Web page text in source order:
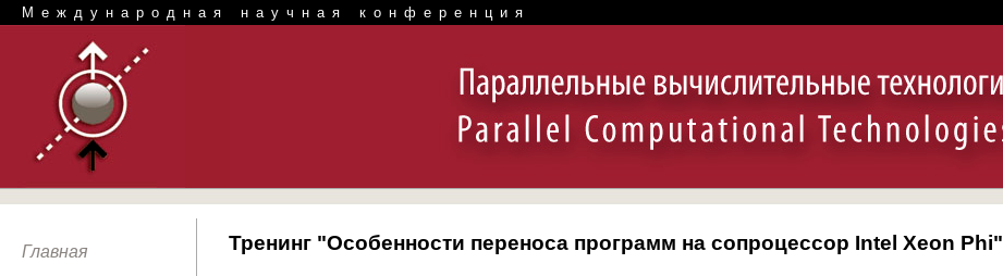
Международная научная конференция
Главная
Тренинг "Особенности переноса программ на сопроцессор Intel Xeon Phi"